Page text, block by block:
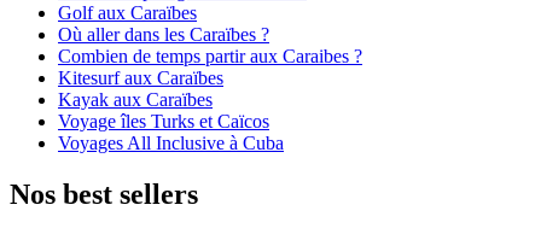
Golf aux Caraïbes
Où aller dans les Caraïbes ?
Combien de temps partir aux Caraibes ?
Kitesurf aux Caraïbes
Kayak aux Caraïbes
Voyage îles Turks et Caïcos
Voyages All Inclusive à Cuba
Nos best sellers